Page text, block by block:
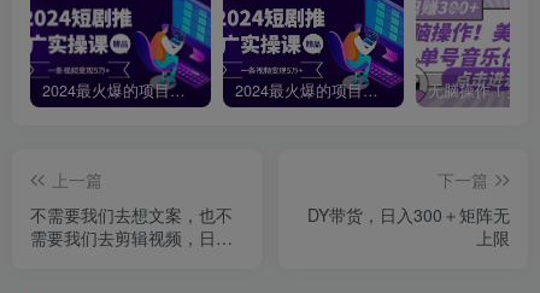
2024最火爆的项目短剧推广实操课，一条视频变现5万+【附软件工具】 2024最火爆的项目短剧推广实操课 一条视频变现5万+(附软件工具
上一篇
不需要我们去想文案，也不
需要我们去剪辑视频，日引
下一篇
DY带货，日入300＋矩阵无
上限